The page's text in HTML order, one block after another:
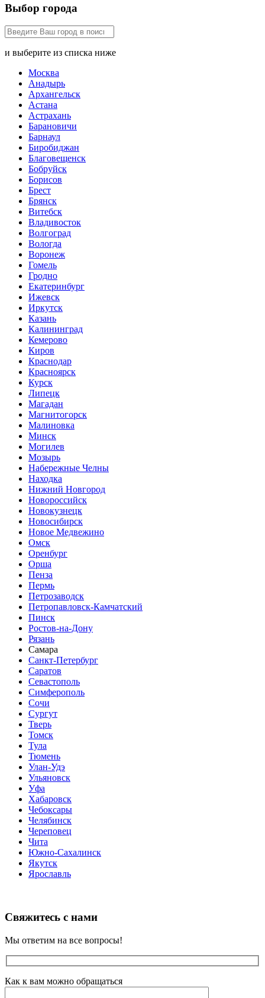
Выбор города
и выберите из списка ниже
Москва
Анадырь
Архангельск
Астана
Астрахань
Барановичи
Барнаул
Биробиджан
Благовещенск
Бобруйск
Борисов
Брест
Брянск
Витебск
Владивосток
Волгоград
Вологда
Воронеж
Гомель
Гродно
Екатеринбург
Ижевск
Иркутск
Казань
Калининград
Кемерово
Киров
Краснодар
Красноярск
Курск
Липецк
Магадан
Магнитогорск
Малиновка
Минск
Могилев
Мозырь
Набережные Челны
Находка
Нижний Новгород
Новороссийск
Новокузнецк
Новосибирск
Новое Медвежино
Омск
Оренбург
Орша
Пенза
Пермь
Петрозаводск
Петропавловск-Камчатский
Пинск
Ростов-на-Дону
Рязань
Самара
Санкт-Петербург
Саратов
Севастополь
Симферополь
Сочи
Сургут
Тверь
Томск
Тула
Тюмень
Улан-Удэ
Ульяновск
Уфа
Хабаровск
Чебоксары
Челябинск
Череповец
Чита
Южно-Сахалинск
Якутск
Ярославль
Свяжитесь с нами
Мы ответим на все вопросы!
Как к вам можно обращаться